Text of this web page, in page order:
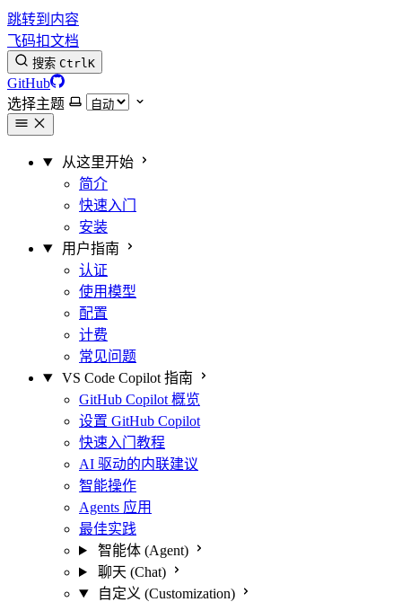
跳转到内容
飞码扣文档
搜索 CtrlK
GitHub
选择主题
从这里开始
简介
快速入门
安装
用户指南
认证
使用模型
配置
计费
常见问题
VS Code Copilot 指南
GitHub Copilot 概览
设置 GitHub Copilot
快速入门教程
AI 驱动的内联建议
智能操作
Agents 应用
最佳实践
智能体 (Agent)
聊天 (Chat)
自定义 (Customization)